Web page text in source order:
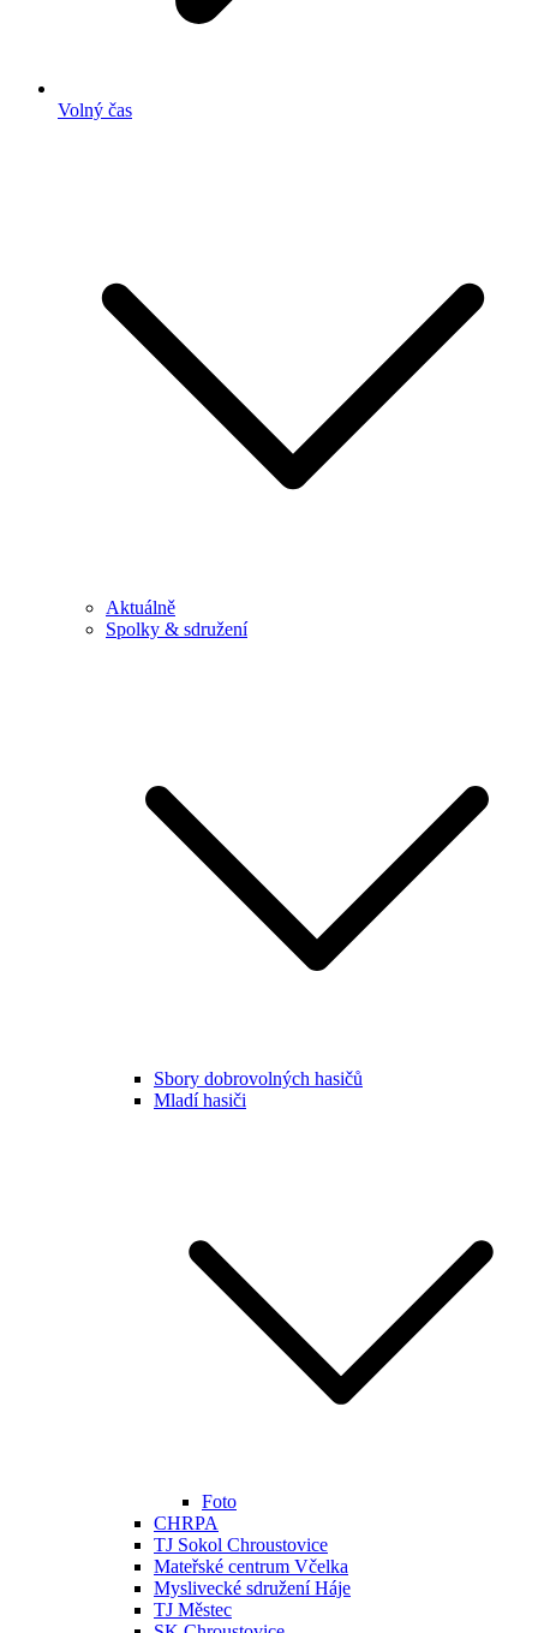
Volný čas
Aktuálně
Spolky & sdružení
Sbory dobrovolných hasičů
Mladí hasiči
Foto
CHRPA
TJ Sokol Chroustovice
Mateřské centrum Včelka
Myslivecké sdružení Háje
TJ Městec